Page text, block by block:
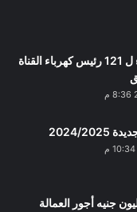
بعد مكالمة وزير الكهرباء ل 121 رئيس كهرباء القناة
2025
بالمستندات. 17 مليون جنيه أجور العمالة